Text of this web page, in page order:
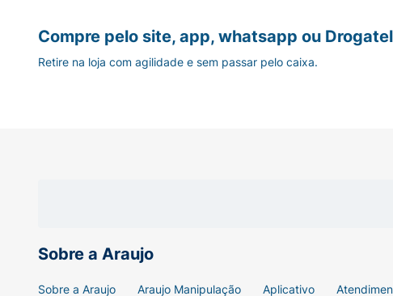
Fortini Plus Multi Fiber está disponível em
ser indicadas por um médico ou nutricionista.
USAR SOMENTE SOB ORIENTAÇÃO MÉDICA
Modo de Consumo:
Sobre a Araujo
Sobre a Araujo Araujo Manipulação Aplicativo
Compre pelo site, app, whatsapp ou Drogatel
Retire na loja com agilidade e sem passar pelo caixa.